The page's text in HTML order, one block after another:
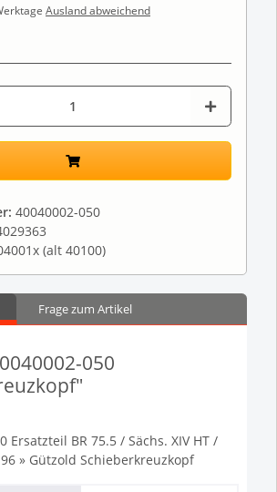
Ausland abweichend
40040002-050
(alt 40100)
Frage zum Artikel
050
Ersatzteil BR 75.5 / Sächs. XIV HT /
96 » Gützold Schieberkreuzkopf